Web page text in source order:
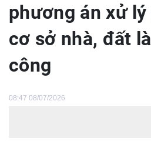
phương án xử
cơ sở nhà, đất
công
08:47 08/07/2026